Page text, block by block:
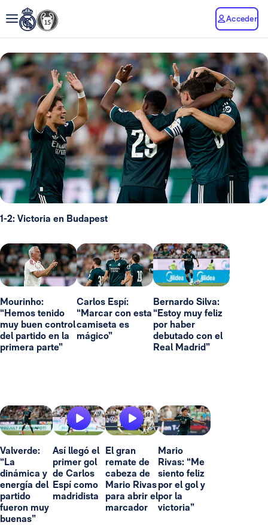
Acceder
1-2: Victoria en Budapest
Mourinho:
“Hemos tenido
muy buen control
del partido en la
primera parte”
Carlos Espí:
“Marcar con esta
camiseta es
mágico”
Bernardo Silva:
“Estoy muy feliz
por haber
debutado con el
Real Madrid”
Valverde:
“La
dinámica y
energía del
partido
fueron muy
buenas”
Así llegó el
primer gol
de Carlos
Espí como
madridista
El gran
remate de
cabeza de
Mario Rivas
para abrir el
marcador
Mario
Rivas: “Me
siento feliz
por el gol y
por la
victoria”